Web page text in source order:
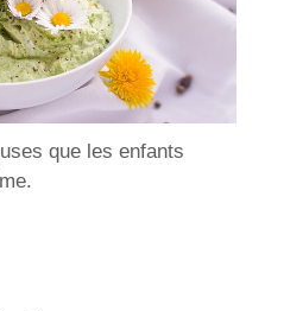
que les enfants